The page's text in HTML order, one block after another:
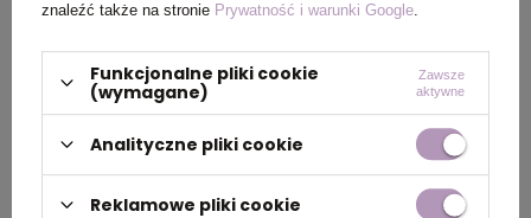
PAKOWANIE
Wymiary
44 x 47 x 41 cm
znaleźć także na stronie Prywatność i warunki Google
Funkcjonalne pliki cookie
(wymagane)
Zawsze
aktywne
Analityczne pliki cookie
Reklamowe pliki cookie